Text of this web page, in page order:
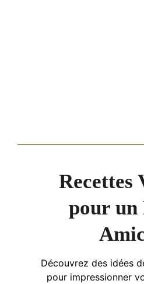
Recettes
pour un
Découvrez des idées
pour impressionner